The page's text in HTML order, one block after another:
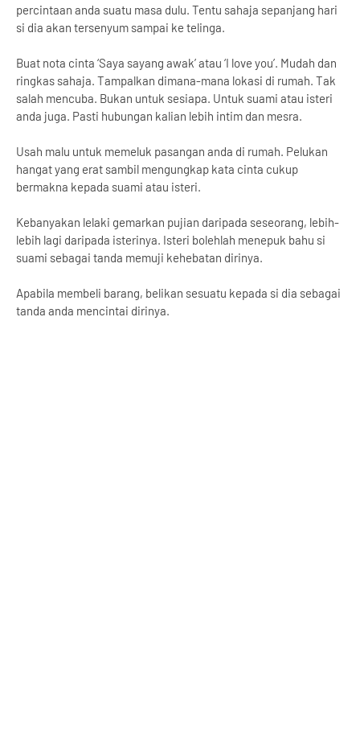
percintaan anda suatu masa dulu. Tentu sahaja sepanjang hari
si dia akan tersenyum sampai ke telinga.
Buat nota cinta ‘Saya sayang awak’ atau ‘I love you’. Mudah dan
ringkas sahaja. Tampalkan dimana-mana lokasi di rumah. Tak
salah mencuba. Bukan untuk sesiapa. Untuk suami atau isteri
anda juga. Pasti hubungan kalian lebih intim dan mesra.
Usah malu untuk memeluk pasangan anda di rumah. Pelukan
hangat yang erat sambil mengungkap kata cinta cukup
bermakna kepada suami atau isteri.
Kebanyakan lelaki gemarkan pujian daripada seseorang, lebih-
lebih lagi daripada isterinya. Isteri bolehlah menepuk bahu si
suami sebagai tanda memuji kehebatan dirinya.
Apabila membeli barang, belikan sesuatu kepada si dia sebagai
tanda anda mencintai dirinya.